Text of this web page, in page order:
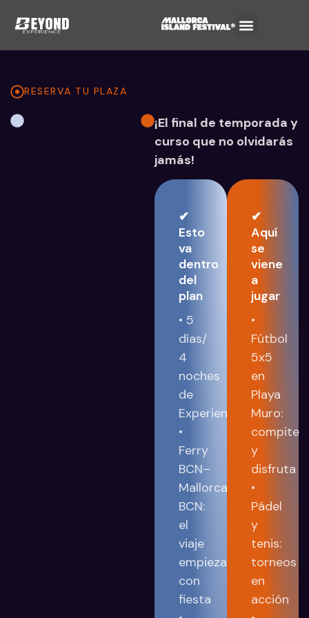
RESERVA TU PLAZA
¡El final de temporada y
curso que no olvidarás
jamás!
✔
Esto
va
dentro
del
plan
• 5
días/
4
noches
de
Experiencia
•
Ferry
BCN–
Mallorca–
BCN:
el
viaje
empieza
con
fiesta
✔
Aquí
se
viene
a
jugar
•
Fútbol
5x5
en
Playa
Muro:
compite
y
disfruta
•
Pádel
y
tenis:
torneos
en
acción